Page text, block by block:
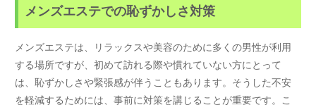
メンズエステでの恥ずかしさ対策
メンズエステは、リラックスや美容のために多くの男性が利用
する場所ですが、初めて訪れる際や慣れていない方にとって
は、恥ずかしさや緊張感が伴うこともあります。そうした不安
を軽減するためには、事前に対策を講じることが重要です。こ